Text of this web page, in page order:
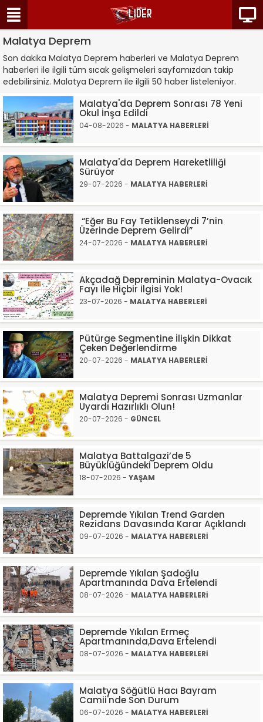
Malatya Deprem
Son dakika Malatya Deprem haberleri ve Malatya Deprem
haberleri ile ilgili tüm sıcak gelişmeleri sayfamızdan takip
edebilirsiniz. Malatya Deprem ile ilgili 50 haber listeleniyor.
Malatya'da Deprem Sonrası 78 Yeni
Okul İnşa Edildi
04-08-2026 - MALATYA HABERLERİ
Malatya'da Deprem Hareketliliği
Sürüyor
29-07-2026 - MALATYA HABERLERİ
“Eğer Bu Fay Tetiklenseydi 7’nin
Üzerinde Deprem Gelirdi”
24-07-2026 - MALATYA HABERLERİ
Akçadağ Depreminin Malatya-Ovacık
Fayı İle Hiçbir İlgisi Yok!
23-07-2026 - MALATYA HABERLERİ
Pütürge Segmentine İlişkin Dikkat
Çeken Değerlendirme
20-07-2026 - MALATYA HABERLERİ
Malatya Depremi Sonrası Uzmanlar
Uyardı Hazırlıklı Olun!
20-07-2026 - GÜNCEL
Malatya Battalgazi’de 5
Büyüklüğündeki Deprem Oldu
18-07-2026 - YAŞAM
Depremde Yıkılan Trend Garden
Rezidans Davasında Karar Açıklandı
09-07-2026 - MALATYA HABERLERİ
Depremde Yıkılan Şadoğlu
Apartmanında Dava Ertelendi
08-07-2026 - MALATYA HABERLERİ
Depremde Yıkılan Ermeç
Apartmanında,Dava Ertelendi
08-07-2026 - MALATYA HABERLERİ
Malatya Söğütlü Hacı Bayram
Camii'nde Son Durum
06-07-2026 - MALATYA HABERLERİ